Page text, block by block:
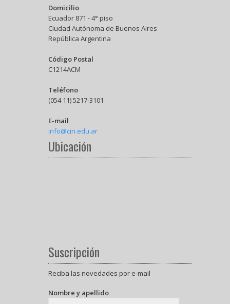
Domicilio
Ecuador 871 - 4° piso
Ciudad Autónoma de Buenos Aires
República Argentina
Código Postal
C1214ACM
Teléfono
(054 11) 5217-3101
E-mail
info@cin.edu.ar
Ubicación
Suscripción
Reciba las novedades por e-mail
Nombre y apellido